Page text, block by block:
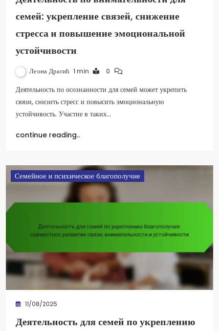
семей: укрепление связей, снижение
стресса и повышение эмоциональной
устойчивости
Леона Драгић 1 min 0
Деятельность по осознанности для семей может укрепить
связи, снизить стресс и повысить эмоциональную
устойчивость. Участие в таких…
continue reading..
Семейное и психическое благополучие
11/08/2025
Деятельность для семей по укреплению